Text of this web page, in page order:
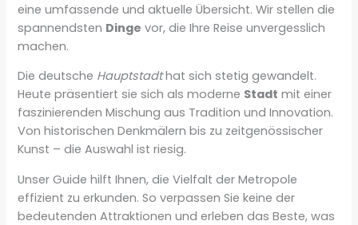
eine umfassende und aktuelle Übersicht. Wir stellen die
spannendsten Dinge vor, die Ihre Reise unvergesslich
machen.
Die deutsche Hauptstadthat sich stetig gewandelt.
Heute präsentiert sie sich als moderne Stadt mit einer
faszinierenden Mischung aus Tradition und Innovation.
Von historischen Denkmälern bis zu zeitgenössischer
Kunst – die Auswahl ist riesig.
Unser Guide hilft Ihnen, die Vielfalt der Metropole
effizient zu erkunden. So verpassen Sie keine der
bedeutenden Attraktionen und erleben das Beste, was